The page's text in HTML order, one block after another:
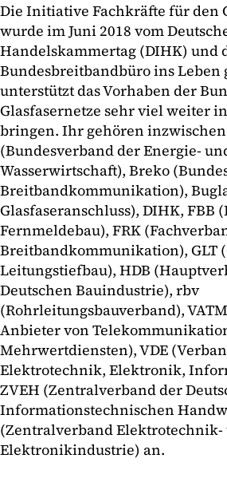
Die Initiative Fachkräfte für den
wurde im Juni 2018 vom
Handelskammertag (DIHK) und
Bundesbreitbandbüro ins Leben
unterstützt das Vorhaben der
Glasfasernetze sehr viel weiter
bringen. Ihr gehören inzwischen
(Bundesverband der Energie-
Wasserwirtschaft), Breko
Breitbandkommunikation),
Glasfaseranschluss), DIHK, FBB
Fernmeldebau), FRK
Breitbandkommunikation), GLT
Leitungstiefbau), HDB
Deutschen Bauindustrie), rbv
(Rohrleitungsbauverband),
Anbieter von
Mehrwertdiensten), VDE
Elektrotechnik, Elektronik,
ZVEH (Zentralverband der
Informationstechnischen
(Zentralverband Elektrotechnik-
Elektronikindustrie) an.